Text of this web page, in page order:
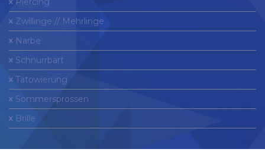
Zwillinge // Mehrlinge
Narbe
Schnurrbart
Tätowierung
Sommersprossen
Brille